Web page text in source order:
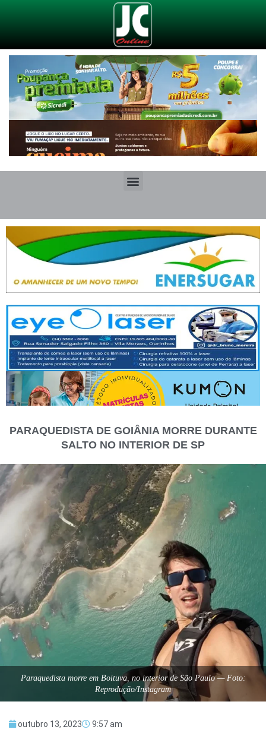
PARAQUEDISTA DE GOIÂNIA MORRE DURANTE
SALTO NO INTERIOR DE SP
Paraquedista morre em Boituva, no interior de São Paulo — Foto:
Reprodução/Instagram
outubro 13, 2023 9:57 am